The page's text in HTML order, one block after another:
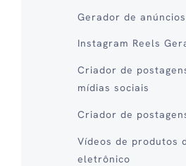
Gerador de
Instagram Reels
Criador de
mídias sociais
Criador de
Vídeos de produtos
eletrônico